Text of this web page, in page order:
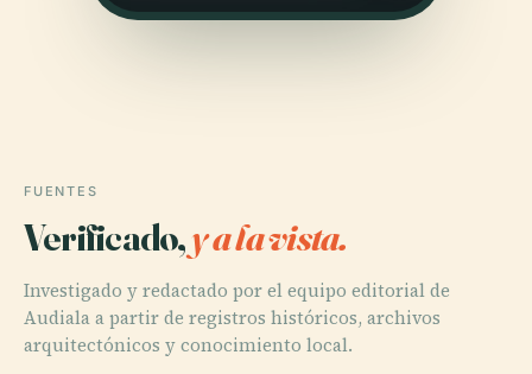
FUENTES
Verificado,y a la vista.
Investigado y redactado por el equipo editorial de
Audiala a partir de registros históricos, archivos
arquitectónicos y conocimiento local.